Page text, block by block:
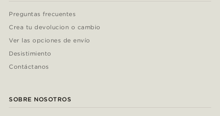
Preguntas frecuentes
Crea tu devolucion o cambio
Ver las opciones de envío
Desistimiento
Contáctanos
SOBRE NOSOTROS